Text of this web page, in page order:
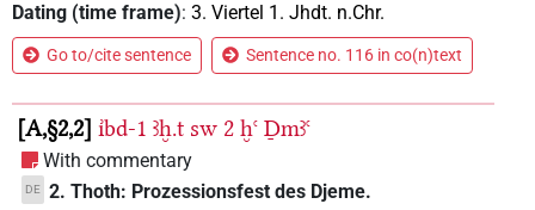
Dating (time frame): 3. Viertel 1. Jhdt. n.Chr.
Go to/cite sentence Sentence no. 116 in co(n)text
A,§2,2 ı͗bd-1 ꜣḫ.t sw 2 ḫꜥ Ḏmꜣꜥ
With commentary
DE 2. Thoth: Prozessionsfest des Djeme.